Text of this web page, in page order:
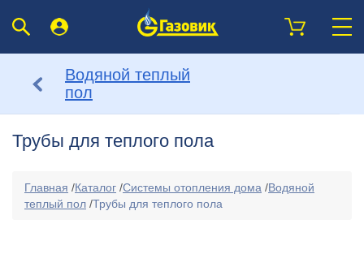
Водяной теплый
пол
Трубы для теплого пола
Главная /Каталог /Системы отопления дома /Водяной
теплый пол /Трубы для теплого пола